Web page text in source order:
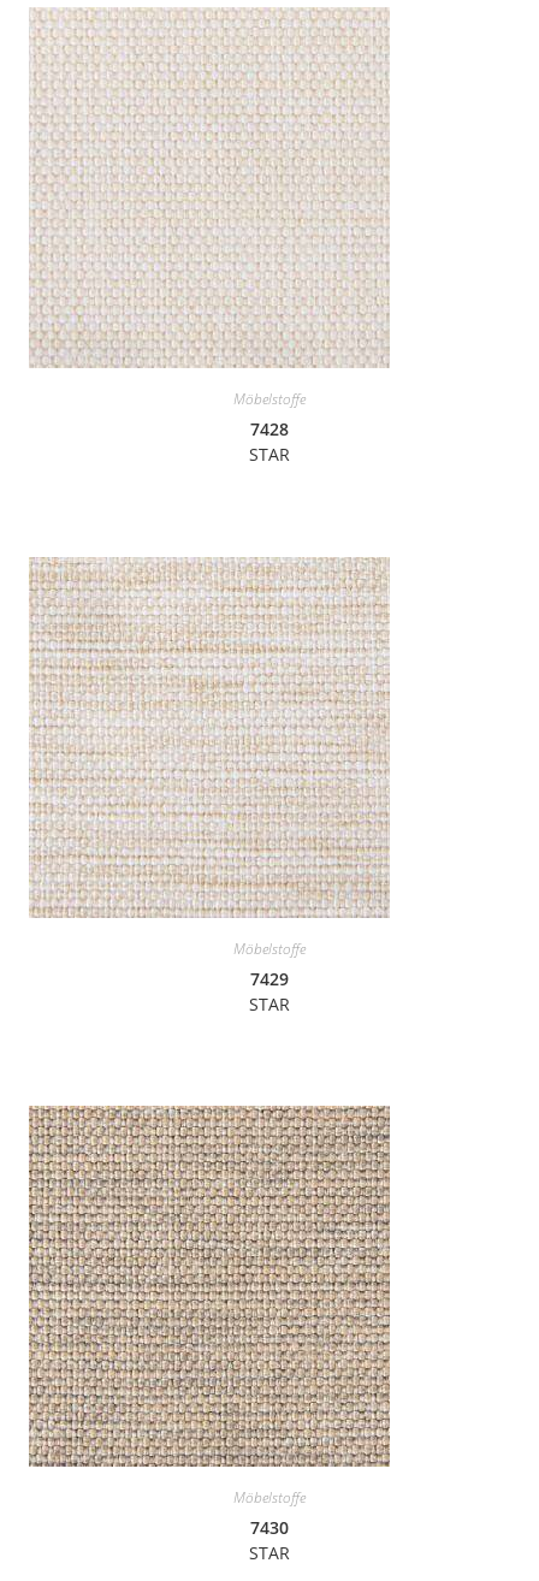
Möbelstoffe
7428
STAR
Möbelstoffe
7429
STAR
Möbelstoffe
7430
STAR